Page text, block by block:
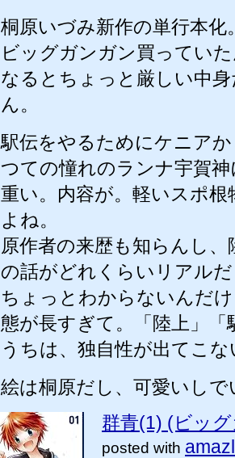
桐原いづみ新作の単行本
ビッグガンガン買ってい
なるとちょっと厳しい中
ん。
駅伝をやるためにケニア
つての憧れのランナ宇賀
重い。内容が。軽いスポ
よね。
原作者の来歴も知らんし
の話がどれくらいリアル
ちょっとわからないんだ
態が長すぎて。「陸上」
うちは、独自性が出てこ
絵は桐原だし、可愛いし
群青(1) (ビッ
posted with